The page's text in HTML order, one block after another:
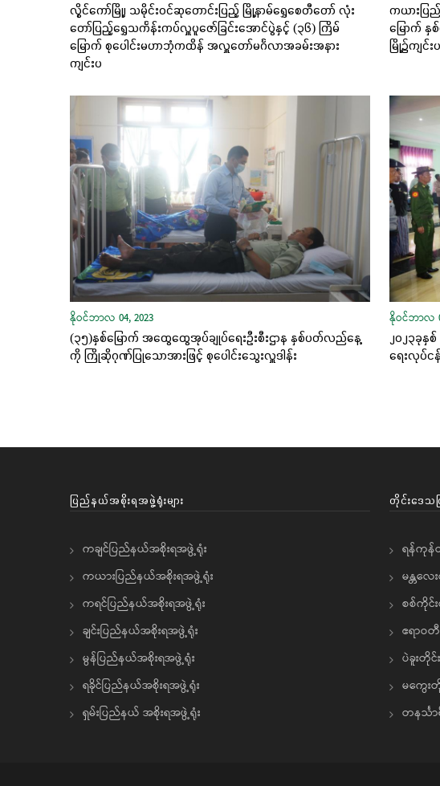
လွိုင်ကော်မြို့၊ သမိုင်းဝင်ဆုတောင်းပြည့် မြို့နာမ်ရွှေစေတီတော် လုံး
တော်ပြည့်ရွှေသင်္ကန်းကပ်လှူပူဇော်ခြင်းအောင်ပွဲနှင့် (၃၆) ကြိမ်
မြောက် စုပေါင်းမဟာဘုံကထိန် အလှူတော်မင်္ဂလာအခမ်းအနား
ကျင်းပ
ကယားပြ
မြောက်
မြို့၌ကျင်းပ
နိုဝင်ဘာလ 04, 2023
(၃၅)နှစ်မြောက် အထွေထွေအုပ်ချုပ်ရေးဦးစီးဌာန နှစ်ပတ်လည်နေ့
ကို ကြိုဆိုဂုဏ်ပြုသောအားဖြင့် စုပေါင်းသွေးလှူဒါန်း
နိုဝင်ဘာလ
၂၀၂၃ခုနှ
ရေးလုပ်င
ပြည်နယ်အစိုးရအဖွဲ့ရုံးများ
ကချင်ပြည်နယ်အစိုးရအဖွဲ့ရုံး
ကယားပြည်နယ်အစိုးရအဖွဲ့ရုံး
ကရင်ပြည်နယ်အစိုးရအဖွဲ့ရုံး
ချင်းပြည်နယ်အစိုးရအဖွဲ့ရုံး
မွန်ပြည်နယ်အစိုးရအဖွဲ့ရုံး
ရခိုင်ပြည်နယ်အစိုးရအဖွဲ့ရုံး
ရှမ်းပြည်နယ် အစိုးရအဖွဲ့ရုံး
တိုင်းဒေသက
ရန်ကုန်
မန္တလေ
စစ်ကိုင်
ဧရာဝ
ပဲခူးတို
မကွေး
တနင်္သ